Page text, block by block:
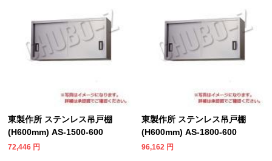
東製作所 ステンレス吊戸棚
(H600mm) AS-1500-600
72,446 円
東製作所 ステンレス吊戸棚
(H600mm) AS-1800-600
96,162 円